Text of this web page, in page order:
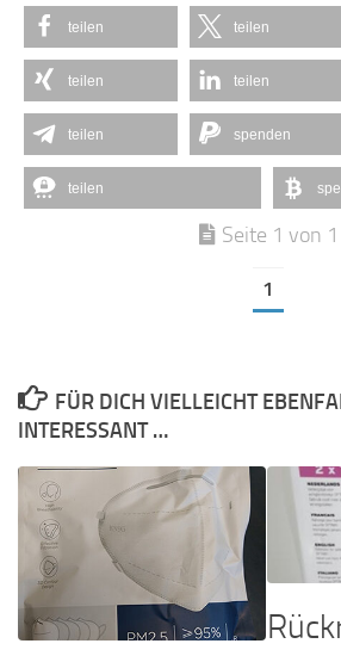
teilen teilen
teilen teilen
teilen spenden
teilen
Seite 1 von 1
1
FÜR DICH VIELLEICHT
INTERESSANT …